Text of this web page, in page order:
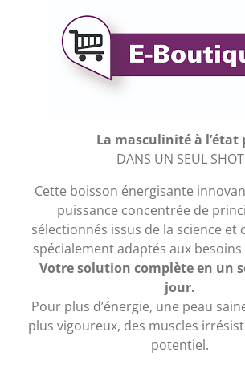
La masculinité à l’état
DANS UN SEUL SHOT
Cette boisson énergisante
puissance concentrée de
sélectionnés issus de la science et
spécialement adaptés aux
Votre solution complète en un
jour.
Pour plus d’énergie, une peau
plus vigoureux, des muscles
potentiel.